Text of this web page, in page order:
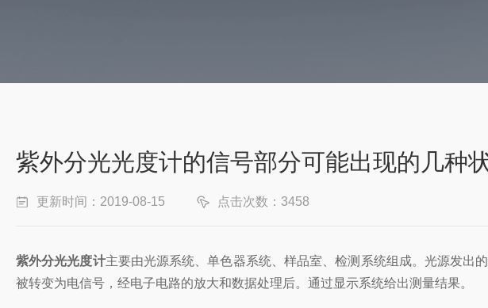
紫外分光光度计的信号部分可能出现的几种
更新时间：2019-08-15 点击次数：3458
紫外分光光度计主要由光源系统、单色器系统、样品室、检测系统组成。光源发出
被转变为电信号，经电子电路的放大和数据处理后。通过显示系统给出测量结果。